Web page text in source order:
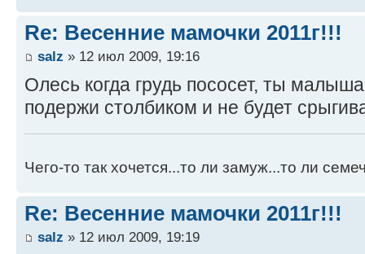
Re: Весенние мамочки 2011г!!!
salz » 12 июл 2009, 19:16
Олесь когда грудь пососет, ты
подержи столбиком и не будет
Чего-то так хочется...то ли замуж...то ли
Re: Весенние мамочки 2011г!!!
salz » 12 июл 2009, 19:19